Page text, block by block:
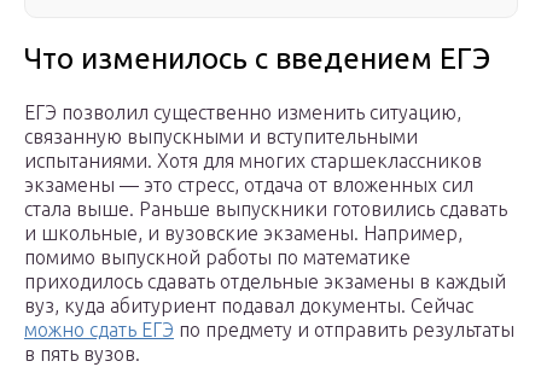
Что изменилось с введением ЕГЭ
ЕГЭ позволил существенно изменить ситуацию,
связанную выпускными и вступительными
испытаниями. Хотя для многих старшеклассников
экзамены — это стресс, отдача от вложенных сил
стала выше. Раньше выпускники готовились сдавать
и школьные, и вузовские экзамены. Например,
помимо выпускной работы по математике
приходилось сдавать отдельные экзамены в каждый
вуз, куда абитуриент подавал документы. Сейчас
можно сдать ЕГЭ по предмету и отправить результаты
в пять вузов.